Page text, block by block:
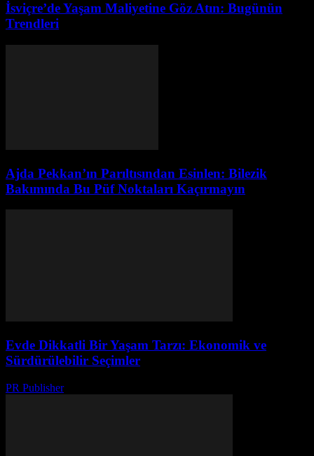
İsviçre’de Yaşam Maliyetine Göz Atın: Bugünün
Trendleri
Ajda Pekkan’ın Parıltısından Esinlen: Bilezik
Bakımında Bu Püf Noktaları Kaçırmayın
Evde Dikkatli Bir Yaşam Tarzı: Ekonomik ve
Sürdürülebilir Seçimler
PR Publisher-